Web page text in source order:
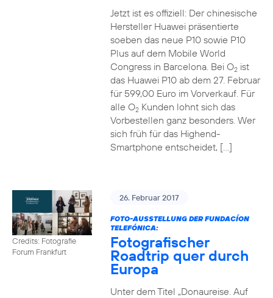
Jetzt ist es offiziell: Der chinesische
Hersteller Huawei präsentierte
soeben das neue P10 sowie P10
Plus auf dem Mobile World
Congress in Barcelona. Bei O2ist
das Huawei P10 ab dem 27. Februar
für 599,00 Euro im Vorverkauf. Für
alle O2Kunden lohnt sich das
Vorbestellen ganz besonders. Wer
sich früh für das Highend-
Smartphone entscheidet, […]
Credits: Fotografie
Forum Frankfurt
26. Februar 2017
FOTO-AUSSTELLUNG DER FUNDACÍON
TELEFÓNICA:
Fotografischer
Roadtrip quer durch
Europa
Unter dem Titel „Donaureise. Auf